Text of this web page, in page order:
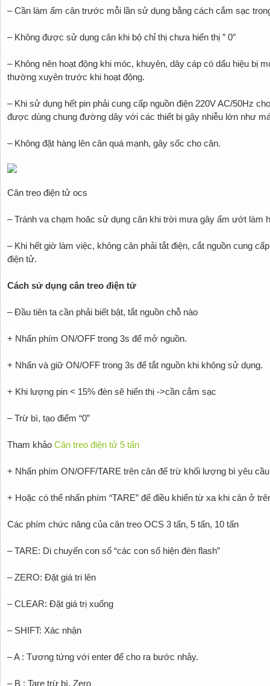
– Cần làm ấm cân trước mỗi lần sử dụng bằng cách cắm sạc
– Không được sử dụng cân khi bộ chỉ thị chưa hiển thị ” 0″
– Không nên hoạt động khi móc, khuyên, dây cáp có dấu hiệu bị
thường xuyên trước khi hoạt động.
– Khi sử dụng hết pin phải cung cấp nguồn điện 220V AC/50Hz
được dùng chung đường dây với các thiết bị gây nhiễu lớn như
– Không đặt hàng lên cân quá mạnh, gây sốc cho cân.
Cân treo điện tử ocs
– Tránh va chạm hoăc sử dụng cân khi trời mưa gây ẩm ướt làm
– Khi hết giờ làm việc, không cân phải tắt điện, cắt nguồn cung
điện tử.
Cách sử dụng cân treo điện tử
– Đầu tiên ta cần phải biết bật, tắt nguồn chỗ nào
+ Nhấn phím ON/OFF trong 3s để mở nguồn.
+ Nhấn và giữ ON/OFF trong 3s để tắt nguồn khi không sử dụng.
+ Khi lượng pin < 15% đèn sẽ hiển thị ->cần cắm sạc
– Trừ bì, tạo điểm “0”
Tham khảo Cân treo điện tử 5 tấn
+ Nhấn phím ON/OFF/TARE trên cân để trừ khối lượng bì yêu
+ Hoặc có thể nhấn phím “TARE” để điều khiển từ xa khi cân ở
Các phím chức năng của cân treo OCS 3 tấn, 5 tấn, 10 tấn
– TARE: Di chuyển con số “các con số hiện đèn flash”
– ZERO: Đặt giá tri lên
– CLEAR: Đặt giá trị xuống
– SHIFT: Xác nhận
– A : Tương tứng với enter để cho ra bước nhảy.
– B : Tare trừ bì, Zero